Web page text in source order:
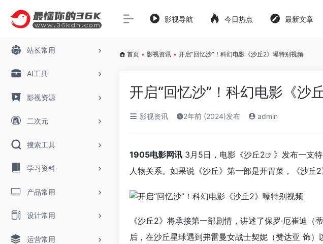
站长常用
AI工具
影视资源
二次元
搜索工具
学习资料
产品常用
设计常用
运营常用
影视导航 今日热点 最新文章
首页 • 影视资讯 • 开启“回忆沙”！科幻电影《沙丘2》曝特别视频
开启“回忆沙”！科幻电影《沙
影视资讯 2年前 (2024)发布 admin
1905电影网讯 3月5日，电影《沙丘2
》发布一支
人物关系。如果说《沙丘》第一部是开胃菜，《沙丘2
《沙丘2》将承接第一部剧情，讲述了保罗·厄崔迪
后，在沙丘星球遇到弗雷曼女战士契妮（赞达亚 饰